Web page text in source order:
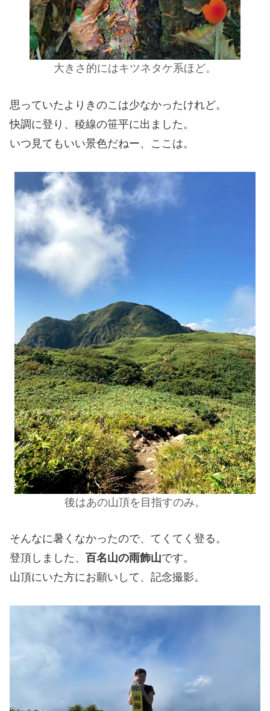
大きさ的にはキツネタケ系ほど。
思っていたよりきのこは少なかったけれど。
快調に登り、稜線の笹平に出ました。
いつ見てもいい景色だねー、ここは。
後はあの山頂を目指すのみ。
そんなに暑くなかったので、てくてく登る。
登頂しました、 百名山の雨飾山です。
山頂にいた方にお願いして、記念撮影。